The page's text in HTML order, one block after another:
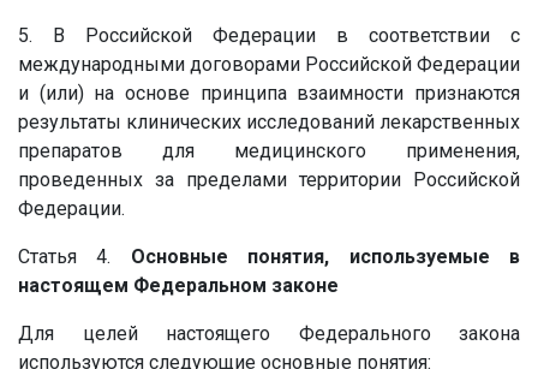
5. В Российской Федерации в соответствии с
международными договорами Российской Федерации
и (или) на основе принципа взаимности признаются
результаты клинических исследований лекарственных
препаратов для медицинского применения,
проведенных за пределами территории Российской
Федерации.
Статья 4. Основные понятия, используемые в
настоящем Федеральном законе
Для целей настоящего Федерального закона
используются следующие основные понятия: